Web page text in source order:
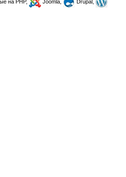
на PHP, Joomla,
Drupal,